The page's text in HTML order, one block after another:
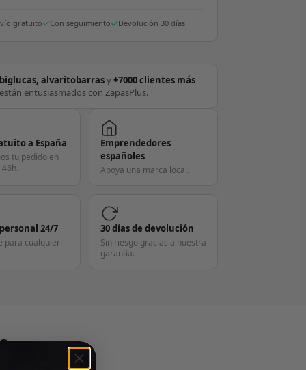
gratuito Con seguimiento Devolución 30 días
biglucas, alvaritobarrasy+7000 clientes más
están entusiasmados con ZapasPlus.
a España
tu pedido en
Emprendedores
españoles
Apoya una marca local.
24/7
para cualquier
30 días de devolución
Sin riesgo gracias a nuestra
garantía.